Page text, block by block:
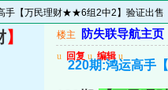
手【万民理财★★6组2中2】验证出售
】 楼主 防失联导航主
u 回复 u 编辑 u
220期:鸿运高手